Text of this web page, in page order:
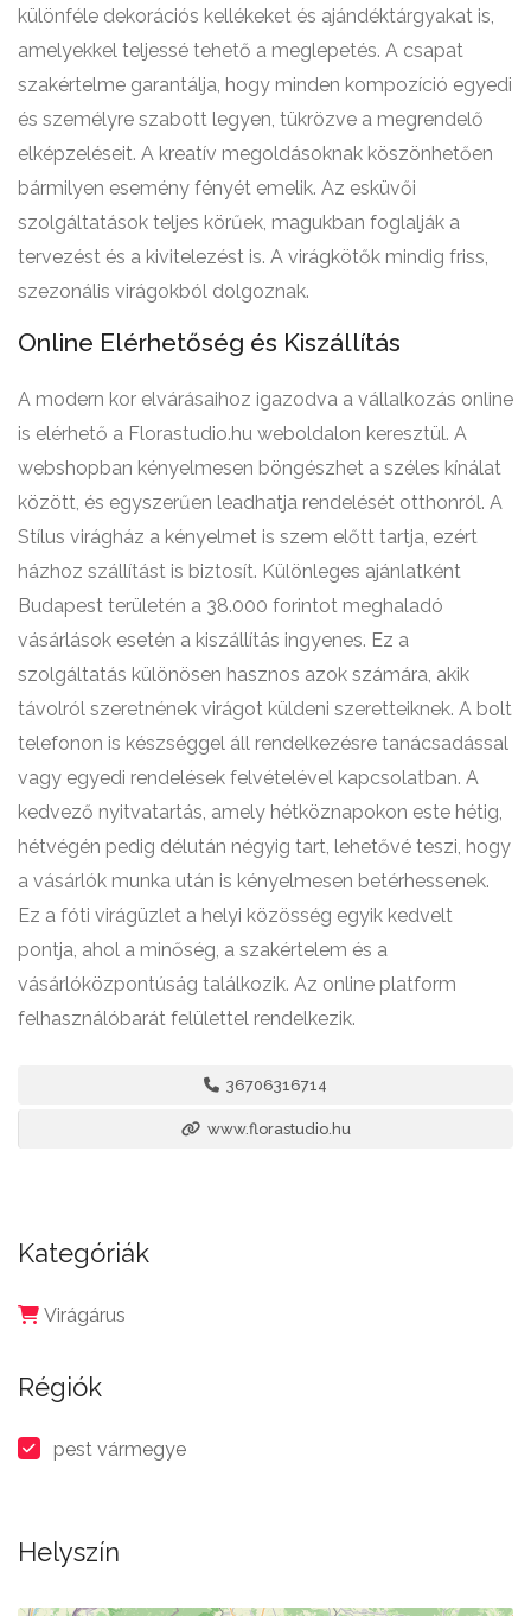
különféle dekorációs kellékeket és ajándéktárgyakat is,
amelyekkel teljessé tehető a meglepetés. A csapat
szakértelme garantálja, hogy minden kompozíció egyedi
és személyre szabott legyen, tükrözve a megrendelő
elképzeléseit. A kreatív megoldásoknak köszönhetően
bármilyen esemény fényét emelik. Az esküvői
szolgáltatások teljes körűek, magukban foglalják a
tervezést és a kivitelezést is. A virágkötők mindig friss,
szezonális virágokból dolgoznak.
Online Elérhetőség és Kiszállítás
A modern kor elvárásaihoz igazodva a vállalkozás online
is elérhető a Florastudio.hu weboldalon keresztül. A
webshopban kényelmesen böngészhet a széles kínálat
között, és egyszerűen leadhatja rendelését otthonról. A
Stílus virágház a kényelmet is szem előtt tartja, ezért
házhoz szállítást is biztosít. Különleges ajánlatként
Budapest területén a 38.000 forintot meghaladó
vásárlások esetén a kiszállítás ingyenes. Ez a
szolgáltatás különösen hasznos azok számára, akik
távolról szeretnének virágot küldeni szeretteiknek. A bolt
telefonon is készséggel áll rendelkezésre tanácsadással
vagy egyedi rendelések felvételével kapcsolatban. A
kedvező nyitvatartás, amely hétköznapokon este hétig,
hétvégén pedig délután négyig tart, lehetővé teszi, hogy
a vásárlók munka után is kényelmesen betérhessenek.
Ez a fóti virágüzlet a helyi közösség egyik kedvelt
pontja, ahol a minőség, a szakértelem és a
vásárlóközpontúság találkozik. Az online platform
felhasználóbarát felülettel rendelkezik.
36706316714
www.florastudio.hu
Kategóriák
Virágárus
Régiók
pest vármegye
Helyszín